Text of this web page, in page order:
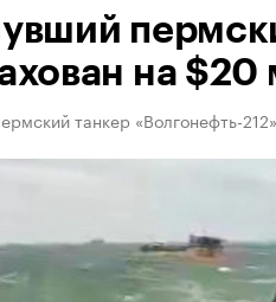
на $20
танкер «Волгонефть-